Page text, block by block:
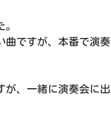
曲ですが、本番で演奏
が、一緒に演奏会に出